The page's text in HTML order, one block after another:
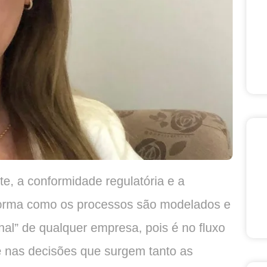
a conformidade regulatória e a
como os processos são modelados e
de qualquer empresa, pois é no fluxo
decisões que surgem tanto as